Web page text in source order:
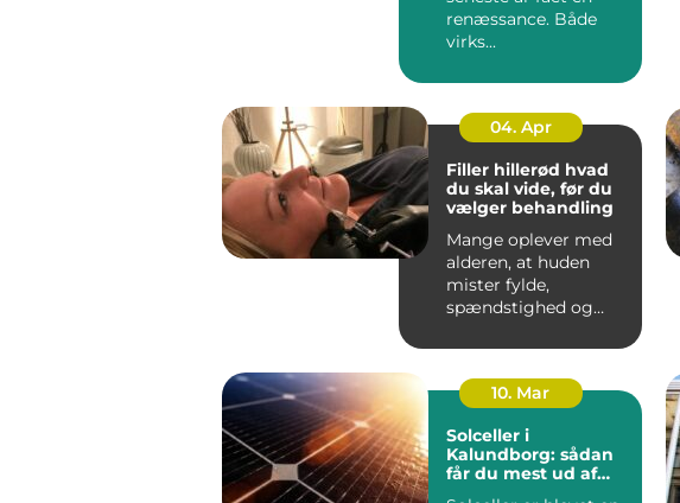
renæssance. Både
virks...
04. Apr
Filler hillerød hvad
du skal vide, før du
vælger behandling
Mange oplever med
alderen, at huden
mister fylde,
spændstighed og
linjer og marke...
10. Mar
Solceller i
Kalundborg: sådan
får du mest ud af